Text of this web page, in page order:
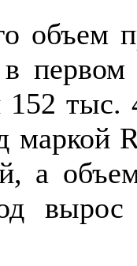
объем
первом
тыс.
маркой
а